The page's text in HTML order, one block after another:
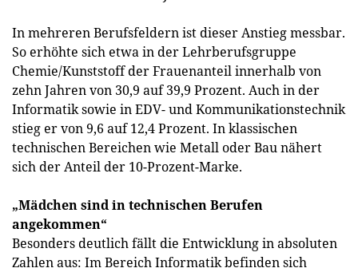
In mehreren Berufsfeldern ist dieser Anstieg messbar.
So erhöhte sich etwa in der Lehrberufsgruppe
Chemie/Kunststoff der Frauenanteil innerhalb von
zehn Jahren von 30,9 auf 39,9 Prozent. Auch in der
Informatik sowie in EDV- und Kommunikationstechnik
stieg er von 9,6 auf 12,4 Prozent. In klassischen
technischen Bereichen wie Metall oder Bau nähert
sich der Anteil der 10-Prozent-Marke.
„Mädchen sind in technischen Berufen
angekommen“
Besonders deutlich fällt die Entwicklung in absoluten
Zahlen aus: Im Bereich Informatik befinden sich